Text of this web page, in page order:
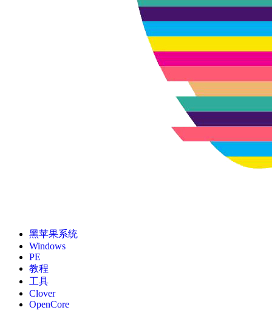
黑苹果系统
Windows
PE
教程
工具
Clover
OpenCore